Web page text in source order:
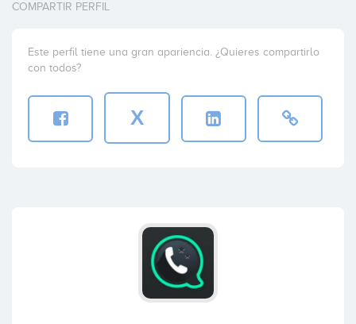
COMPARTIR PERFIL
Este perfil tiene una gran apariencia. ¿Quieres compartirlo
con todos?
X